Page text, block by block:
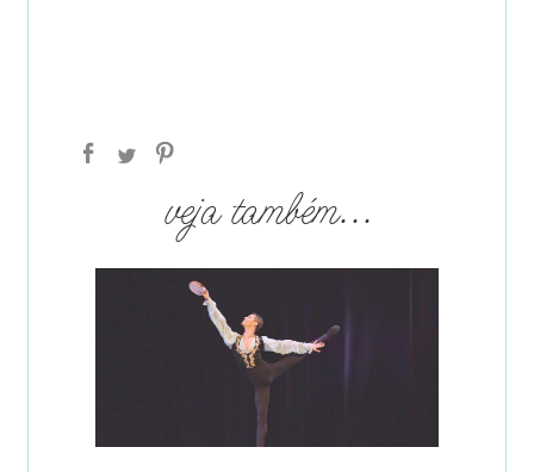
veja também...